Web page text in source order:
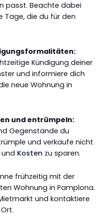
passt. Beachte dabei
Tage, die du für den
Kündigung deiner
und informiere dich
neue Wohnung in
und entrümpeln:
Gegenstände du
und verkaufe nicht
Kosten zu sparen.
frühzeitig mit der
Wohnung in Pamplona.
und kontaktiere